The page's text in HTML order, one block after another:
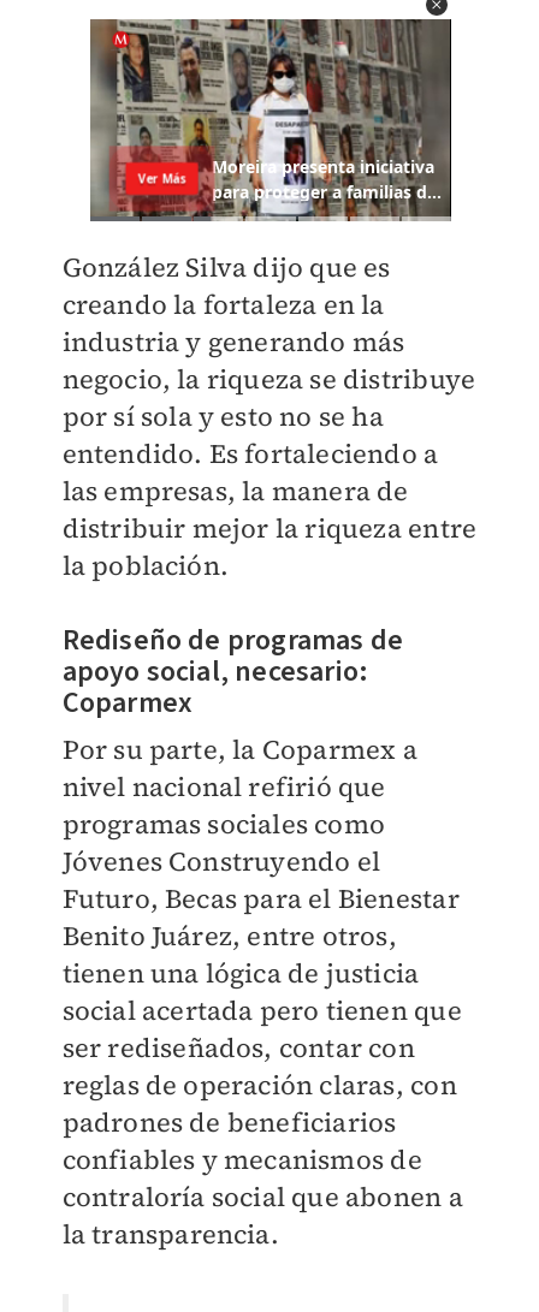
González Silva dijo que es
creando la fortaleza en la
industria y generando más
negocio, la riqueza se distribuye
por sí sola y esto no se ha
entendido. Es fortaleciendo a
las empresas, la manera de
distribuir mejor la riqueza entre
la población.
Rediseño de programas de
apoyo social, necesario:
Coparmex
Por su parte, la Coparmex a
nivel nacional refirió que
programas sociales como
Jóvenes Construyendo el
Futuro, Becas para el Bienestar
Benito Juárez, entre otros,
tienen una lógica de justicia
social acertada pero tienen que
ser rediseñados, contar con
reglas de operación claras, con
padrones de beneficiarios
confiables y mecanismos de
contraloría social que abonen a
la transparencia.